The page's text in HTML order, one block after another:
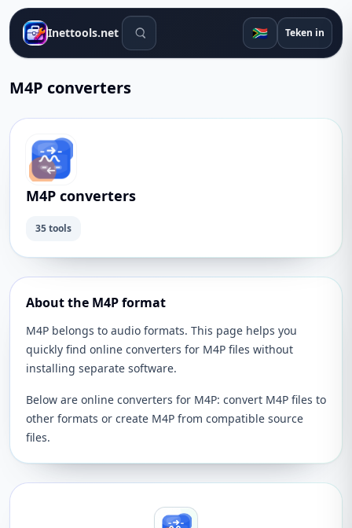
Inettools.net Soek gereedskap 🇿🇦 Teken in
M4P converters
M4P converters
35 tools
About the M4P format
M4P belongs to audio formats. This page helps you
quickly find online converters for M4P files without
installing separate software.
Below are online converters for M4P: convert M4P files to
other formats or create M4P from compatible source
files.